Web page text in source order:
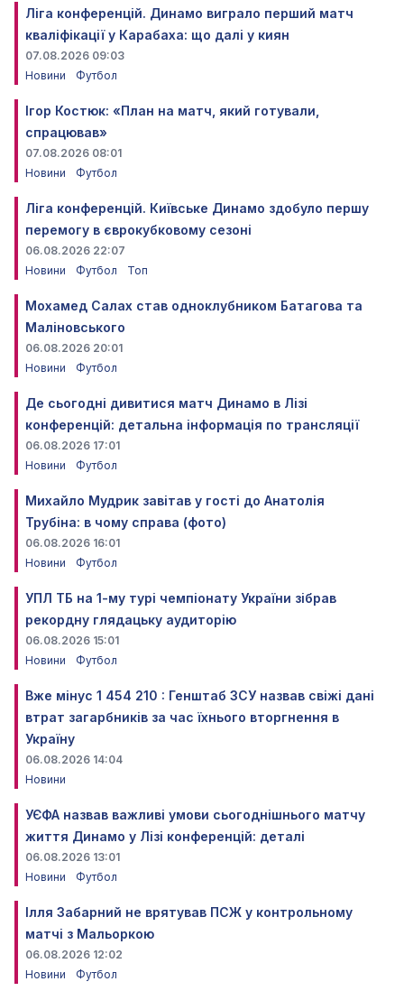
Ліга конференцій. Динамо виграло перший матч
кваліфікації у Карабаха: що далі у киян
07.08.2026 09:03
Новини
Футбол
Ігор Костюк: «План на матч, який готували,
спрацював»
07.08.2026 08:01
Новини
Футбол
Ліга конференцій. Київське Динамо здобуло першу
перемогу в єврокубковому сезоні
06.08.2026 22:07
Новини
Футбол Топ
Мохамед Салах став одноклубником Батагова та
Маліновського
06.08.2026 20:01
Новини
Футбол
Де сьогодні дивитися матч Динамо в Лізі
конференцій: детальна інформація по трансляції
06.08.2026 17:01
Новини
Футбол
Михайло Мудрик завітав у гості до Анатолія
Трубіна: в чому справа (фото)
06.08.2026 16:01
Новини
Футбол
УПЛ ТБ на 1-му турі чемпіонату України зібрав
рекордну глядацьку аудиторію
06.08.2026 15:01
Новини
Футбол
Вже мінус 1 454 210 : Генштаб ЗСУ назвав свіжі дані
втрат загарбників за час їхнього вторгнення в
Україну
06.08.2026 14:04
Новини
УЄФА назвав важливі умови сьогоднішнього матчу
життя Динамо у Лізі конференцій: деталі
06.08.2026 13:01
Новини
Футбол
Ілля Забарний не врятував ПСЖ у контрольному
матчі з Мальоркою
06.08.2026 12:02
Новини
Футбол